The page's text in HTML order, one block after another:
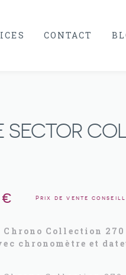
CONTACT
SECTOR
€ Prix de vente
Chrono Collection
chronomètre et